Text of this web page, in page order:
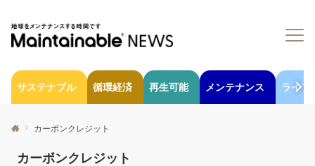
サステナブル 循環経済 再生可能 メンテナンス ライフ
カーボンクレジット
カーボンクレジット